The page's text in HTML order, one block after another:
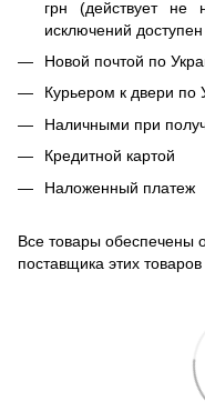
грн (действует не
исключений доступен
Новой почтой по
Курьером к двери по
Наличными при
Кредитной картой
Наложенный платеж
Все товары обеспечены
поставщика этих